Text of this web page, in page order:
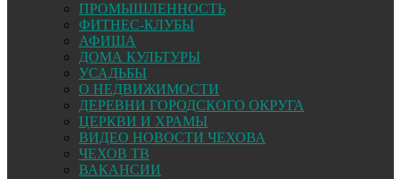
ПРОМЫШЛЕННОСТЬ
ФИТНЕС-КЛУБЫ
АФИША
ДОМА КУЛЬТУРЫ
УСАДЬБЫ
О НЕДВИЖИМОСТИ
ДЕРЕВНИ ГОРОДСКОГО ОКРУГА
ЦЕРКВИ И ХРАМЫ
ВИДЕО НОВОСТИ ЧЕХОВА
ЧЕХОВ ТВ
ВАКАНСИИ